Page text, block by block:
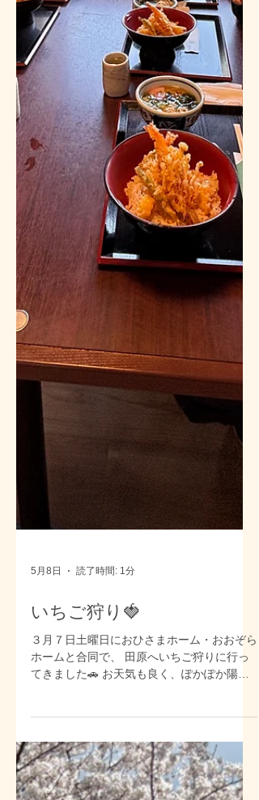
5月8日 読了時間: 1分
３月７日土曜日におひさまホーム・おおぞら
てきました🚗 お天気も良く、ぽかぽか陽気
の中、先ずは“なごみの郷”さんにて、 昼食を
摂りました🍽️何が食べたいか聞き、事前に